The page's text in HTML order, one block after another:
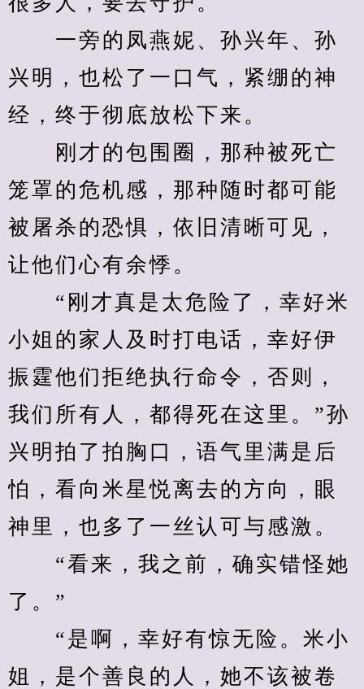
一旁的凤燕妮、孙兴年、孙
兴明，也松了一口气，紧绷的神
经，终于彻底放松下来。
刚才的包围圈，那种被死亡
笼罩的危机感，那种随时都可能
被屠杀的恐惧，依旧清晰可见，
让他们心有余悸。
“刚才真是太危险了，幸好米
小姐的家人及时打电话，幸好伊
振霆他们拒绝执行命令，否则，
我们所有人，都得死在这里。”孙
兴明拍了拍胸口，语气里满是后
怕，看向米星悦离去的方向，眼
神里，也多了一丝认可与感激。
“看来，我之前，确实错怪她
了。”
“是啊，幸好有惊无险。米小
姐，是个善良的人，她不该被卷